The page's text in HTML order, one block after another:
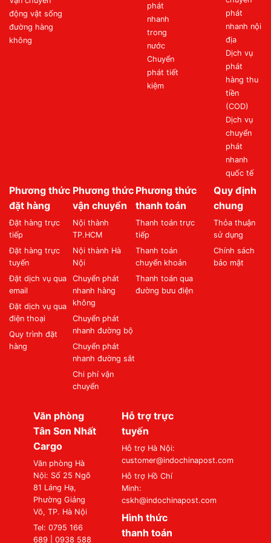
động vật sống
đường hàng
không
phát
nhanh
trong
nước
Chuyển
phát tiết
kiệm
phát
nhanh nội
địa
Dịch vụ
phát
hàng thu
tiền
(COD)
Dịch vụ
chuyển
phát
nhanh
quốc tế
Phương thức
đặt hàng
Đặt hàng trực
tiếp
Đặt hàng trực
tuyến
Đặt dịch vụ qua
email
Đặt dịch vụ qua
điện thoại
Quy trình đặt
hàng
Phương thức
vận chuyển
Nội thành
TP.HCM
Nội thành Hà
Nội
Chuyển phát
nhanh hàng
không
Chuyển phát
nhanh đường bộ
Chuyển phát
nhanh đường sắt
Chi phí vận
chuyển
Phương thức
thanh toán
Thanh toán trực
tiếp
Thanh toán
chuyển khoản
Thanh toán qua
đường bưu điện
Quy định
chung
Thỏa thuận
sử dụng
Chính sách
bảo mật
Văn phòng
Tân Sơn Nhất
Cargo
Văn phòng Hà
Nội: Số 25 Ngõ
81 Láng Hạ,
Phường Giảng
Võ, TP. Hà Nội
Tel: 0795 166
689 | 0938 588
Hỗ trợ trực
tuyến
Hỗ trợ Hà Nội:
customer@indochinapost.com
Hỗ trợ Hồ Chí
Minh:
cskh@indochinapost.com
Hình thức
thanh toán